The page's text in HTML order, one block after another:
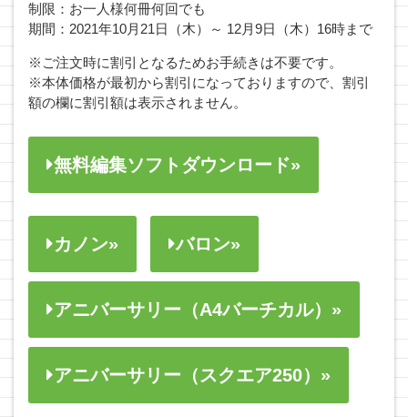
制限：お一人様何冊何回でも
期間：2021年10月21日（木）～ 12月9日（木）16時まで
※ご注文時に割引となるためお手続きは不要です。
※本体価格が最初から割引になっておりますので、割引
額の欄に割引額は表示されません。
無料編集ソフトダウンロード»
カノン» バロン»
アニバーサリー（A4バーチカル）»
アニバーサリー（スクエア250）»